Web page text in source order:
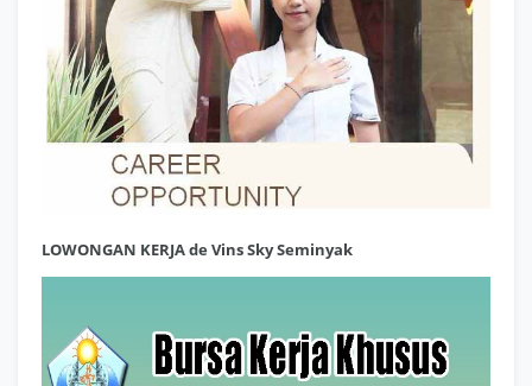
LOWONGAN KERJA de Vins Sky Seminyak